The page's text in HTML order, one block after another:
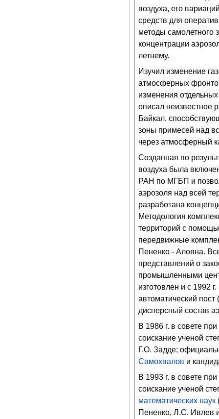
воздуха, его
средств для
методы
концентрации
летнему.
Изучил изменение
атмосферных
изменения
описал неизвестное
Байкал,
зоны примесей над
через атмосферный
Созданная по
воздуха была
РАН по МГБП и
аэрозоля над всей
разработана
Методология
территорий с
передвижные
Пененко - Алояна.
представлений о
промышленными
изготовлен и с 1992
автоматический
дисперсный состав
В 1986 г. в совете
соискание ученой
Г.О. Задде;
Самохвалов и
В 1993 г. в совете
соискание ученой
математических наук
Пененко, Л.С. Ивлев